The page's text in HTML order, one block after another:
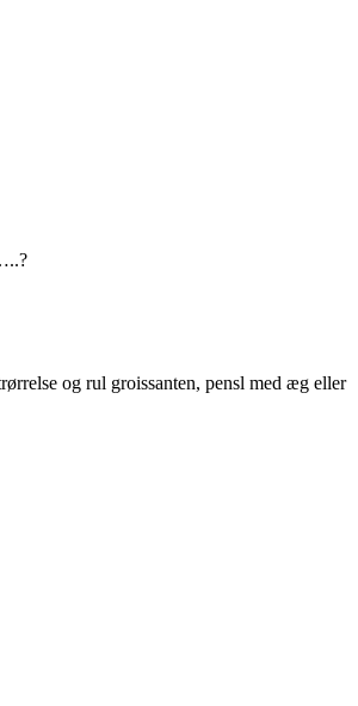
og rul groissanten, pensl med æg eller